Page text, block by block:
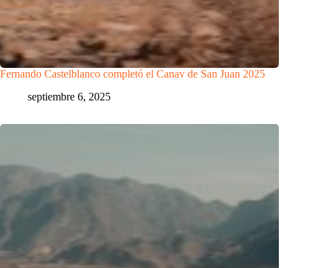
Fernando Castelblanco completó el Canav de San Juan 2025
septiembre 6, 2025